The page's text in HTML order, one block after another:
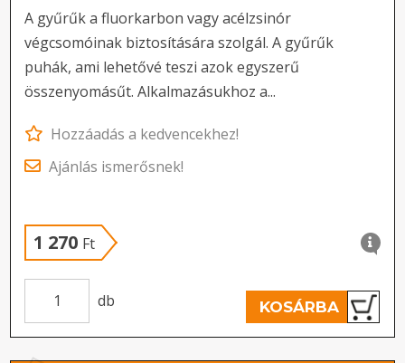
A gyűrűk a fluorkarbon vagy acélzsinór
végcsomóinak biztosítására szolgál. A gyűrűk
puhák, ami lehetővé teszi azok egyszerű
összenyomásűt. Alkalmazásukhoz a...
Hozzáadás a kedvencekhez!
Ajánlás ismerősnek!
1 270 Ft
db KOSÁRBA